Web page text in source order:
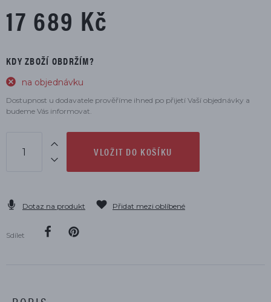
17 689 Kč
KDY ZBOŽÍ OBDRŽÍM?
na objednávku
Dostupnost u dodavatele prověříme ihned po přijetí Vaší objednávky a
budeme Vás informovat.
VLOŽIT DO KOŠÍKU
Dotaz na produkt Přidat mezi oblíbené
Sdílet